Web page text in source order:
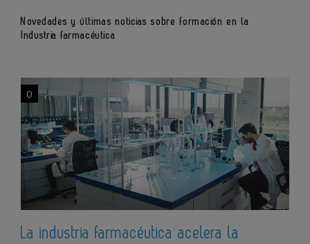
Novedades y últimas noticias sobre formación en la
Industria farmacéutica
0
La industria farmacéutica acelera la